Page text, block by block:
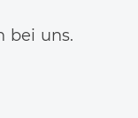
bei uns.